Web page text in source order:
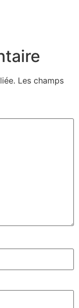
Les champs